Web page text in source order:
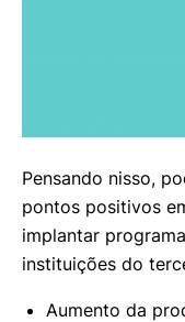
Pensando nisso,
pontos positivos
implantar
instituições do
Aumento da